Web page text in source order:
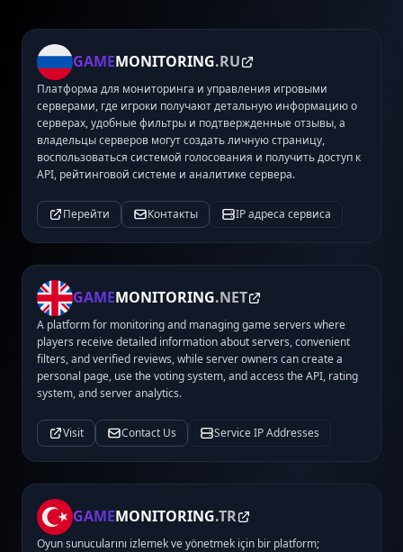
GAMEMONITORING.RU
Платформа для мониторинга и управления игровыми
серверами, где игроки получают детальную информацию о
серверах, удобные фильтры и подтвержденные отзывы, а
владельцы серверов могут создать личную страницу,
воспользоваться системой голосования и получить доступ к
API, рейтинговой системе и аналитике сервера.
Перейти Контакты IP адреса сервиса
GAMEMONITORING.NET
A platform for monitoring and managing game servers where
players receive detailed information about servers, convenient
filters, and verified reviews, while server owners can create a
personal page, use the voting system, and access the API, rating
system, and server analytics.
Visit Contact Us Service IP Addresses
GAMEMONITORING.TR
Oyun sunucularını izlemek ve yönetmek için bir platform;